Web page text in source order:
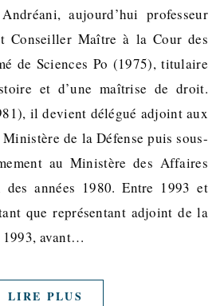
aujourd’hui professeur
Conseiller Maître à la Cour des
de Sciences Po (1975), titulaire
et d’une maîtrise de droit.
il devient délégué adjoint aux
de la Défense puis sous-
au Ministère des Affaires
années 1980. Entre 1993 et
que représentant adjoint de la
1993, avant…
LIRE PLUS